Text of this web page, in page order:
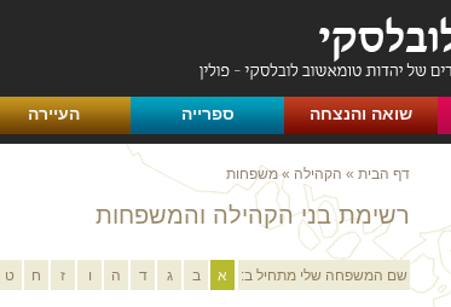
שואה והנצחה ספרייה העיירה
דף הבית » הקהילה »משפחות
רשימת בני הקהילה והמשפחות
שם המשפחה שלי מתחיל ב: א ב ג ד ה ו ז ח ט